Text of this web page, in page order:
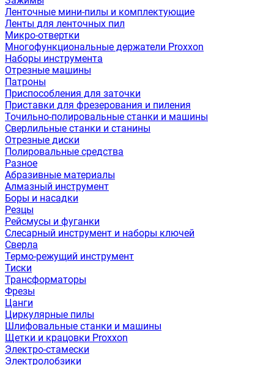
Ленточные мини-пилы и комплектующие
Ленты для ленточных пил
Микро-отвертки
Многофункциональные держатели Proxxon
Наборы инструмента
Отрезные машины
Патроны
Приспособления для заточки
Приставки для фрезерования и пиления
Точильно-полировальные станки и машины
Сверлильные станки и станины
Отрезные диски
Полировальные средства
Разное
Абразивные материалы
Алмазный инструмент
Боры и насадки
Резцы
Рейсмусы и фуганки
Слесарный инструмент и наборы ключей
Сверла
Термо-режущий инструмент
Тиски
Трансформаторы
Фрезы
Цанги
Циркулярные пилы
Шлифовальные станки и машины
Щетки и крацовки Proxxon
Электро-стамески
Электролобзики